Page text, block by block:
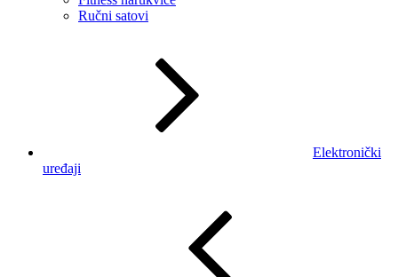
Ručni satovi
Elektronički
uređaji